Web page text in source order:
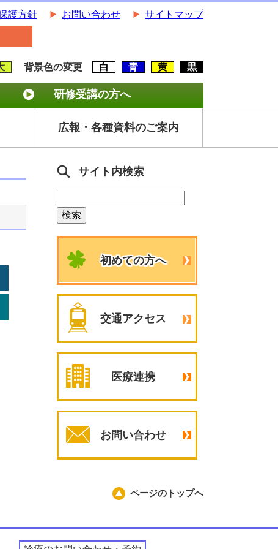
護方針 お問い合わせ サイトマップ
背景色の変更 白 青 黄 黒
研修受講の方へ
広報・各種資料のご案内
サイト内検索
初めての方へ
交通アクセス
医療連携
お問い合わせ
ページのトップへ